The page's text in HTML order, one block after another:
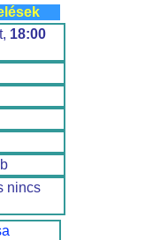
18:00
nincs